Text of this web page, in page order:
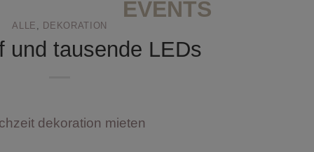
ALLE , DEKORATION
und tausende LEDs